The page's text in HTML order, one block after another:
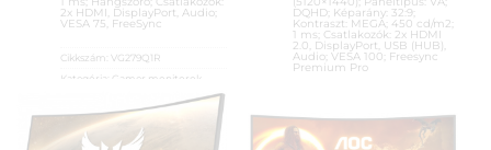
2x HDMI, DisplayPort, Audio;
VESA 75, FreeSync
Cikkszám:VG279Q1R
Kategória:
Gamer monitorok
Garanciaidő:
ÁFA:27%
DQHD; Képarány: 32:9;
Kontraszt: MEGA; 450 cd/m2;
1 ms; Csatlakozók: 2x HDMI
2.0, DisplayPort, USB (HUB),
Audio; VESA 100; Freesync
Premium Pro
Kategória:Gamer monitorok
Gyártó:
Samsung